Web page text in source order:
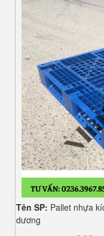
Tên SP: Pallet nhựa
dương